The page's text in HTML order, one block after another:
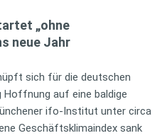
„ohne
neue Jahr
sich für die deutschen
auf eine baldige
ifo-Institut unter circa
Geschäftsklimaindex sank